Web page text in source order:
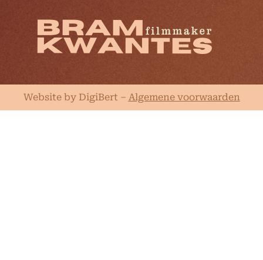
Website by DigiBert – Algemene voorwaarden